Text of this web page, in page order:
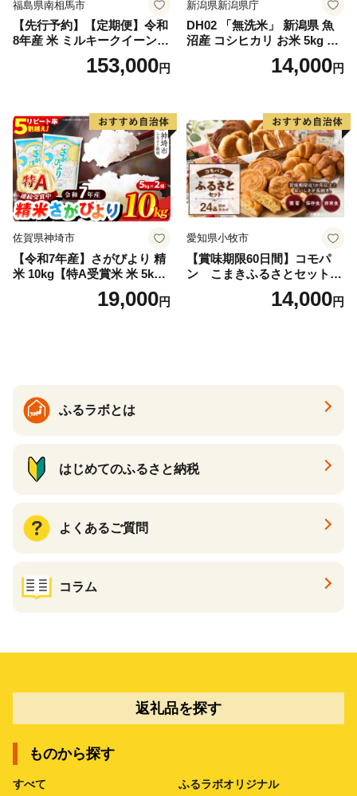
福島県南相馬市
【先行予約】【定期便】令和
8年産 米 ミルキークイーン
白米 45kg (5kg×9回) | ミルキ
ークイーン 米5kg 福島 福島
福島県 南相馬市 cu006-ae
153,000円
新潟県新潟県庁
DH02 「無洗米」 新潟県 魚
沼産 コシヒカリ お米 5kg こ
しひかり 精米 米（お米の美
味しい炊き方ガイド付き）
14,000円
佐賀県神埼市
【令和7年産】さがびより 精
米 10kg【特A受賞米 米 5kg×
2袋 お米 コメ こめ 国産 美味
しい ブランド米 人気 ランキ
19,000円
愛知県小牧市
【賞味期限60日間】コモパ
ン こまきふるさとセット
（24個入り）／災害用備蓄
保存食 非常食 防災グッズに
14,000円
ふるラボとは
はじめてのふるさと納税
よくあるご質問
コラム
返礼品を探す
ものから探す
すべて ふるラボオリジナル